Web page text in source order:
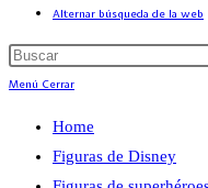
Alternar búsqueda de la web
Menú Cerrar
Home
Figuras de Disney